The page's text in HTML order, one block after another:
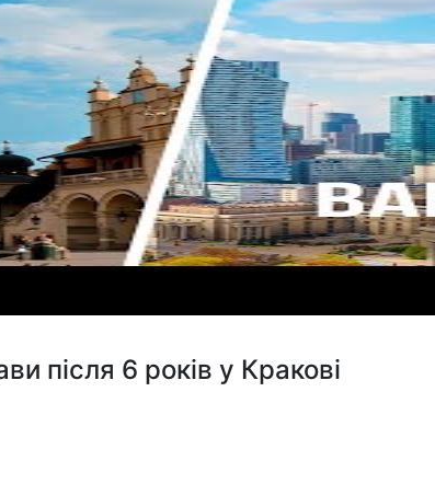
після 6 років у Кракові